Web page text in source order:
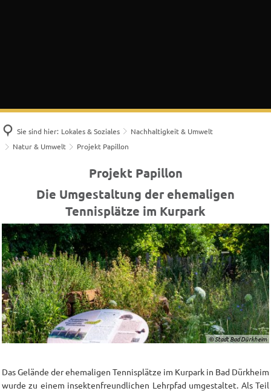
Sie sind hier: Lokales & Soziales
Nachhaltigkeit & Umwelt
Natur & Umwelt
Projekt Papillon
Papillon
Projekt Papillon
Die Umgestaltung der ehemaligen
Tennisplätze im Kurpark
© Stadt Bad Dürkheim
Das Gelände der ehemaligen Tennisplätze im Kurpark in Bad Dürkheim
wurde zu einem insektenfreundlichen Lehrpfad umgestaltet. Als Teil